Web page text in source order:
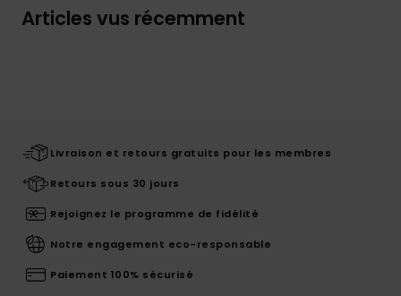
Articles vus récemment
Livraison et retours gratuits pour les membres
Retours sous 30 jours
Rejoignez le programme de fidélité
Notre engagement eco-responsable
Paiement 100% sécurisé